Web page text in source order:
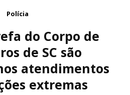
Polícia
do Corpo de
de SC são
atendimentos
extremas